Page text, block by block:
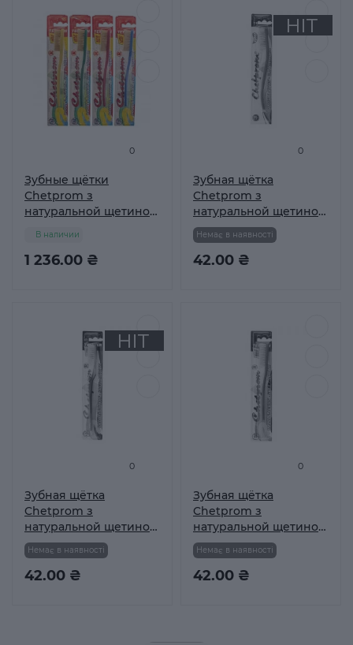
0
Зубные щётки
Chetprom з
натуральной щетиной
1 236.00 ₴
В наличии
0
Зубная щётка
Chetprom з
натуральной щетиной
№46
42.00 ₴
Немає в наявності
0
Зубная щётка
Chetprom з
натуральной щетиной
№47
42.00 ₴
Немає в наявності
0
Зубная щётка
Chetprom з
натуральной щетиной
№52
42.00 ₴
Немає в наявності